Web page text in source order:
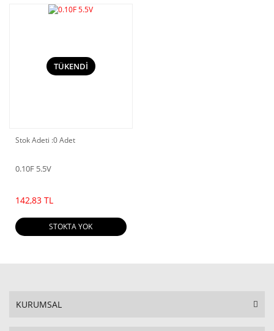
TÜKENDİ
Stok Adeti :0 Adet
0.10F 5.5V
142,83 TL
STOKTA YOK
KURUMSAL